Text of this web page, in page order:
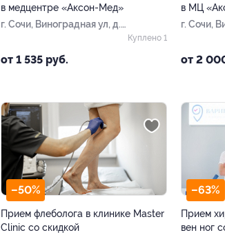
в медцентре «Аксон-Мед»
г. Сочи, Виноградная ул, д.
от 1 535 руб.
Куплено 1
в МЦ
г. Сочи,
от 2
–50%
Прием флеболога в клинике Master
Clinic со скидкой
–63%
Прием
вен ног